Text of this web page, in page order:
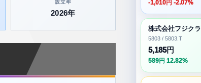
設立年
2026年
-1,010円 -2.07%
株式会社フジクラ
5803 / 5803.T
5,185円
589円 12.82%